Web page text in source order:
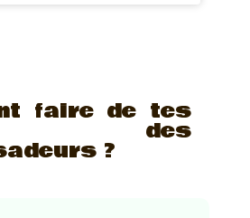
faire de tes
des
?